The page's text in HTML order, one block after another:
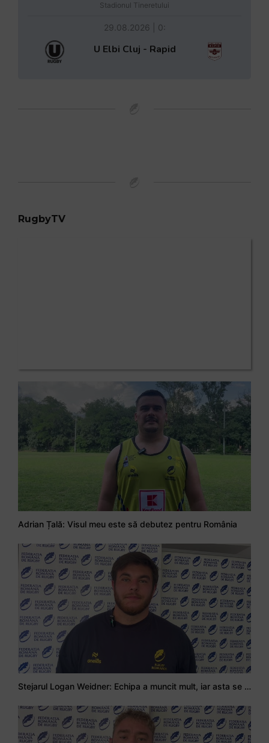
Stadionul Tineretului
29.08.2026 | 0:
U Elbi Cluj - Rapid
RugbyTV
Adrian Țală: Visul meu este să debutez pentru România
Stejarul Logan Weidner: Echipa a muncit mult, iar asta se va vedea în meciurile de la Nations Cup